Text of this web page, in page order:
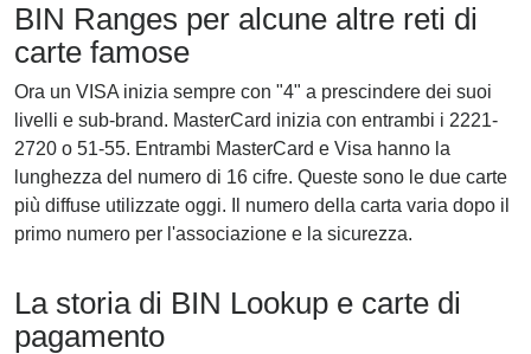
BIN Ranges per alcune altre reti di
carte famose
Ora un VISA inizia sempre con "4" a prescindere dei suoi
livelli e sub-brand. MasterCard inizia con entrambi i 2221-
2720 o 51-55. Entrambi MasterCard e Visa hanno la
lunghezza del numero di 16 cifre. Queste sono le due carte
più diffuse utilizzate oggi. Il numero della carta varia dopo il
primo numero per l'associazione e la sicurezza.
La storia di BIN Lookup e carte di
pagamento